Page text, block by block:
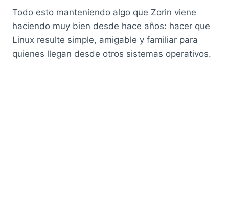
Todo esto manteniendo algo que Zorin viene
haciendo muy bien desde hace años: hacer que
Linux resulte simple, amigable y familiar para
quienes llegan desde otros sistemas operativos.